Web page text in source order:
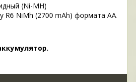
(Ni-MH)
R6 NiMh (2700 mAh) формата AA.